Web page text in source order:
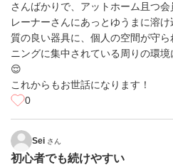
さんばかりで、アットホーム且つ
レーナーさんにあっとゆうまに溶け
質の良い器具に、個人の空間が守
ニングに集中されている周りの環
😌
これからもお世話になります！
0
Sei さん
初心者でも続けやすい